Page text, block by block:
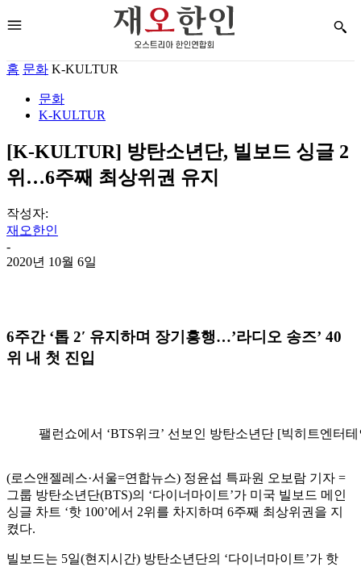
홈 문화 K-KULTUR
문화
K-KULTUR
[K-KULTUR] 방탄소년단, 빌보드 싱글 2
위…6주째 최상위권 유지
작성자:
재오한인
-
2020년 10월 6일
6주간 ‘톱 2′ 유지하며 장기흥행…’라디오 송즈’ 40
위 내 첫 진입
팰런쇼에서 ‘BTS위크’ 선보인 방탄소년단 [빅히트엔터
(로스앤젤레스·서울=연합뉴스) 정윤섭 특파원 오보람 기자 =
그룹 방탄소년단(BTS)의 ‘다이너마이트’가 미국 빌보드 메인
싱글 차트 ‘핫 100’에서 2위를 차지하며 6주째 최상위권을 지
켰다.
빌보드는 5일(현지시간) 방탄소년단의 ‘다이너마이트’가 핫